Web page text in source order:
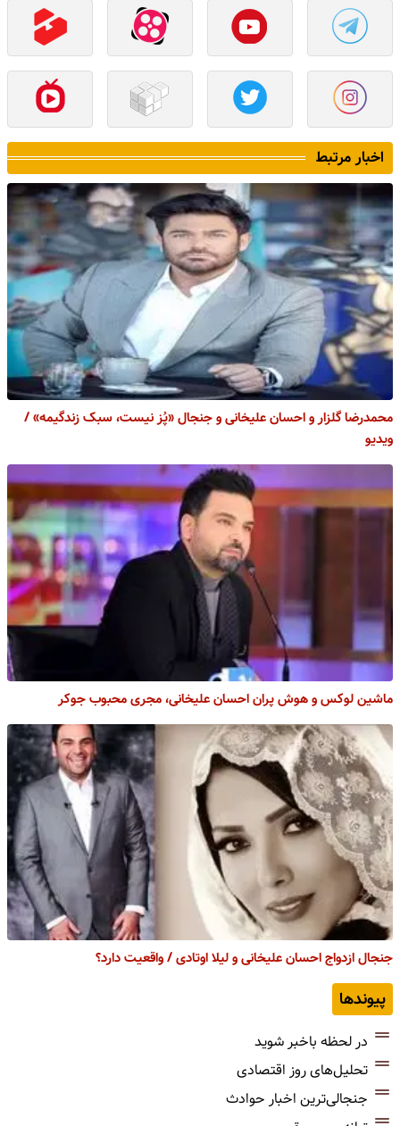
اخبار مرتبط
محمدرضا گلزار و احسان علیخانی و جنجال «پُز نیست، سبک زندگیمه» /
ویدیو
ماشین لوکس و هوش پران احسان علیخانی، مجری محبوب جوکر
جنجال ازدواج احسان علیخانی و لیلا اوتادی / واقعیت دارد؟
پیوندها
در لحظه باخبر شوید
تحلیل‌های روز اقتصادی
جنجالی‌ترین اخبار حوادث